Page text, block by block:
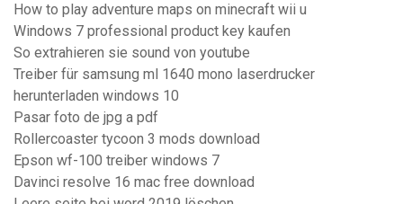
How to play adventure maps on minecraft wii u
Windows 7 professional product key kaufen
So extrahieren sie sound von youtube
Treiber für samsung ml 1640 mono laserdrucker
herunterladen windows 10
Pasar foto de jpg a pdf
Rollercoaster tycoon 3 mods download
Epson wf-100 treiber windows 7
Davinci resolve 16 mac free download